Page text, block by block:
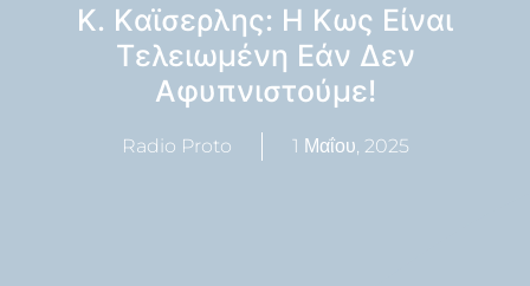
K. Kαϊσερλης: H Κως Είναι
Τελειωμένη Εάν Δεν
Αφυπνιστούμε!
Radio Proto 1 Μαΐου, 2025